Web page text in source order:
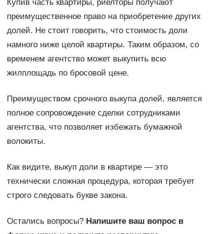
Купив часть квартиры, риелторы получают
преимущественное право на приобретение других
долей. Не стоит говорить, что стоимость доли
намного ниже целой квартиры. Таким образом, со
временем агентство может выкупить всю
жилплощадь по бросовой цене.
Преимуществом срочного выкупа долей, является
полное сопровождение сделки сотрудниками
агентства, что позволяет избежать бумажной
волокиты.
Как видите, выкуп доли в квартире — это
технически сложная процедура, которая требует
строго следовать букве закона.
Остались вопросы? Напишите ваш вопрос в